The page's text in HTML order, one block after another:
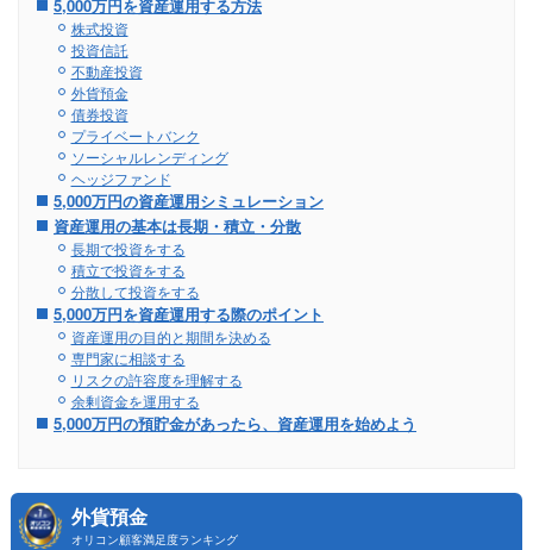
5,000万円を資産運用する方法
株式投資
投資信託
不動産投資
外貨預金
債券投資
プライベートバンク
ソーシャルレンディング
ヘッジファンド
5,000万円の資産運用シミュレーション
資産運用の基本は長期・積立・分散
長期で投資をする
積立で投資をする
分散して投資をする
5,000万円を資産運用する際のポイント
資産運用の目的と期間を決める
専門家に相談する
リスクの許容度を理解する
余剰資金を運用する
5,000万円の預貯金があったら、資産運用を始めよう
外貨預金
オリコン顧客満足度ランキング